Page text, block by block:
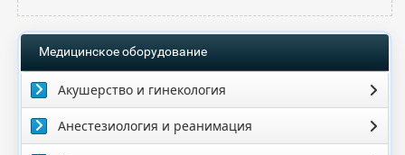
Медицинское оборудование
Акушерство и гинекология
Анестезиология и реанимация